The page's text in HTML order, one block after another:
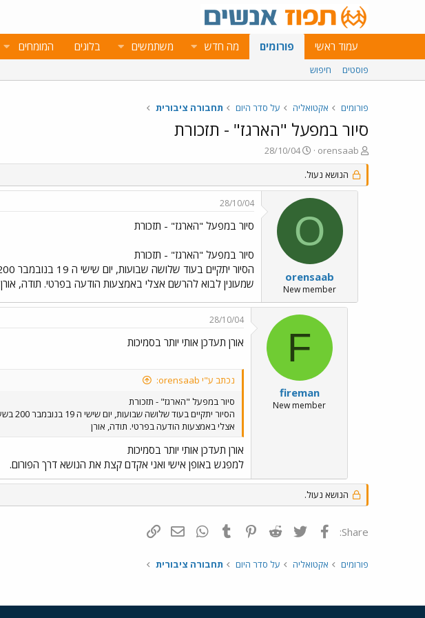
עמוד ראשי פורומים מה חדש משתמשים בלוגים המומחים
פוסטים חיפוש
פורומים אקטואליה על סדר היום תחבורה ציבורית
סיור במפעל "הארגז" - תזכורת
פ
ו
ת
ח
orensaab
פ
ו
ס
ם
ת
א
י
ך
28/10/04
הנושא נעול.
O
orensaab
New member
28/10/04
סיור במפעל "הארגז" - תזכורת
סיור במפעל "הארגז" - תזכורת
שמעונין לבוא להרשם אצלי באמצעות הודעה בפרטי. תודה, אורן
F
fireman
New member
28/10/04
אורן תעדכן אותי יותר בסמיכות
נכתב ע"י orensaab:
סיור במפעל "הארגז" - תזכורת
אצלי באמצעות הודעה בפרטי. תודה, אורן
אורן תעדכן אותי יותר בסמיכות
למפגש באופן אישי ואני אקדם קצת את הנושא דרך הפורום.
הנושא נעול.
Share: פייסבוק Twitter
Reddit
Pinterest
Tumblr
WhatsAppדואר אלקטרוני
פורומים אקטואליה על סדר היום תחבורה ציבורית